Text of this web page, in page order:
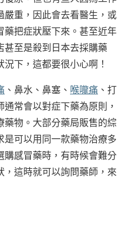
嚴重，因此會去看醫生，或
藥把症狀壓下來。甚至近年
甚至是殺到日本去採購藥
下，這都要很小心啊！
、鼻水、鼻塞、 喉嚨痛 、打
常會以對症下藥為原則，
物。大部分藥局販售的綜
可以用同一款藥物治療多
購感冒藥時，有時候會難分
這時就可以詢問藥師，來